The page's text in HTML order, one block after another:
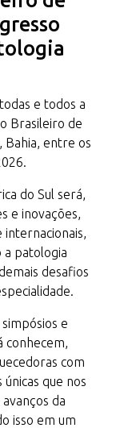
e todos a
Brasileiro de
Bahia, entre os
do Sul será,
e inovações,
a patologia
desafios
e
conhecem,
com
que nos
da
isso em um